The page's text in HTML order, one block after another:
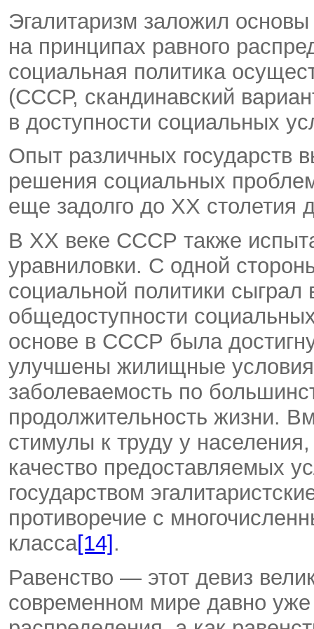
Эгалитаризм заложил
на принципах равного
социальная политика
(СССР, скандинавский
в доступности социальных
Опыт различных государств
решения социальных
еще задолго до ХХ столетия
В ХХ веке СССР также
уравниловки. С одной
социальной политики
общедоступности
основе в СССР была
улучшены жилищные
заболеваемость по
продолжительность жизни.
стимулы к труду у
качество предоставляемых
государством
противоречие с
класса[14] .
Равенство — этот девиз
современном мире давно уже